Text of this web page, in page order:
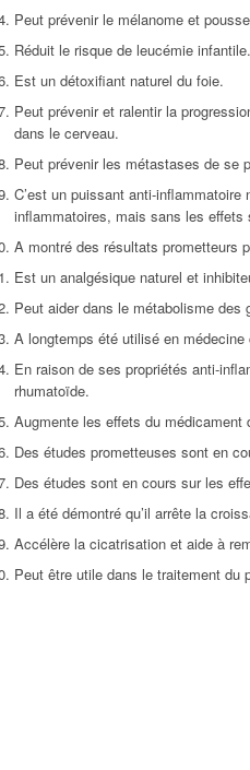
Peut prévenir le mélanome et
Réduit le risque de leucémie infantile.
Est un détoxifiant naturel du foie.
Peut prévenir et ralentir la
dans le cerveau.
Peut prévenir les métastases de se
C’est un puissant anti-
inflammatoires, mais sans les effets
A montré des résultats prometteurs
Est un analgésique naturel et
Peut aider dans le métabolisme
A longtemps été utilisé en
En raison de ses propriétés anti-
rhumatoïde.
Augmente les effets du
Des études prometteuses sont en
Des études sont en cours sur les
Il a été démontré qu’il arrête la
Accélère la cicatrisation et aide à
Peut être utile dans le traitement du